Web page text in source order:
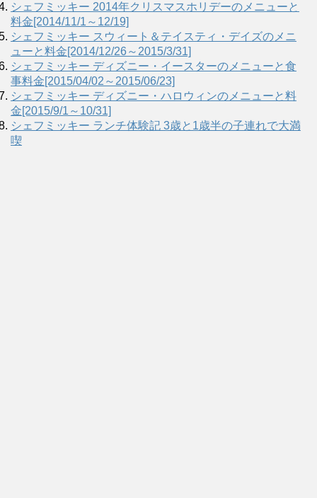
シェフミッキー 2014年クリスマスホリデーのメニューと
料金[2014/11/1～12/19]
シェフミッキー スウィート＆テイスティ・デイズのメニ
ューと料金[2014/12/26～2015/3/31]
シェフミッキー ディズニー・イースターのメニューと食
事料金[2015/04/02～2015/06/23]
シェフミッキー ディズニー・ハロウィンのメニューと料
金[2015/9/1～10/31]
シェフミッキー ランチ体験記 3歳と1歳半の子連れで大満
喫